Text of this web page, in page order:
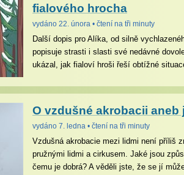
fialového hrocha
vydáno 22. února • čtení na tři minuty
Další dopis pro Alíka, od silně
popisuje strasti i slasti své nedávné
ukázal, jak fialoví hroši řeší obtížné
O vzdušné akrobacii aneb
vydáno 7. ledna • čtení na tři minuty
Vzdušná akrobacie mezi lidmi není příliš
pružnými lidmi a cirkusem. Jaké jsou
čemu je dobrá? A věděli jste, že se jí